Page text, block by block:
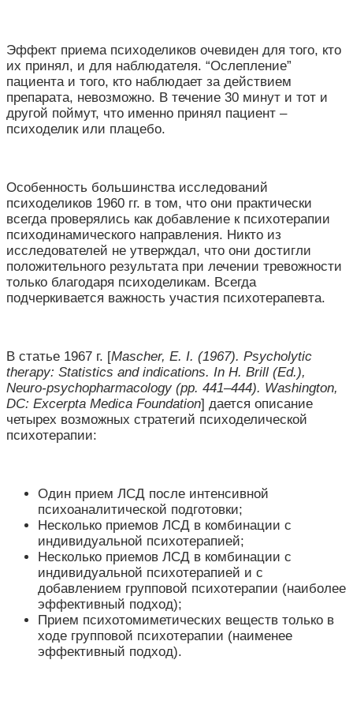
Эффект приема психоделиков очевиден для того, кто
их принял, и для наблюдателя. “Ослепление”
пациента и того, кто наблюдает за действием
препарата, невозможно. В течение 30 минут и тот и
другой поймут, что именно принял пациент –
психоделик или плацебо.
Особенность большинства исследований
психоделиков 1960 гг. в том, что они практически
всегда проверялись как добавление к психотерапии
психодинамического направления. Никто из
исследователей не утверждал, что они достигли
положительного результата при лечении тревожности
только благодаря психоделикам. Всегда
подчеркивается важность участия психотерапевта.
В статье 1967 г. [Mascher, E. I. (1967). Psycholytic
therapy: Statistics and indications. In H. Brill (Ed.),
Neuro‐psychopharmacology (pp. 441–444). Washington,
DC: Excerpta Medica Foundation] дается описание
четырех возможных стратегий психоделической
психотерапии:
Один прием ЛСД после интенсивной
психоаналитической подготовки;
Несколько приемов ЛСД в комбинации с
индивидуальной психотерапией;
Несколько приемов ЛСД в комбинации с
индивидуальной психотерапией и с
добавлением групповой психотерапии (наиболее
эффективный подход);
Прием психотомиметических веществ только в
ходе групповой психотерапии (наименее
эффективный подход).